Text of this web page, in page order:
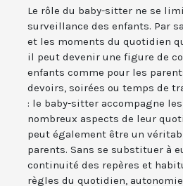
Le rôle du baby-sitter ne se
surveillance des enfants. Par
et les moments du quotidien
il peut devenir une figure de
enfants comme pour les
devoirs, soirées ou temps de
: le baby-sitter accompagne
nombreux aspects de leur
peut également être un
parents. Sans se substituer à
continuité des repères et
règles du quotidien,